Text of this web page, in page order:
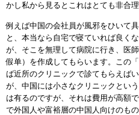
かし私から見るとこれはとても非合
例えば中国の会社員が風邪をひいて
と、本当なら自宅で寝ていれば良く
が、そこを無理して病院に行き、医
假单）を作成してもらいます。この
ば近所のクリニックで診てもらえば
が、中国には小さなクリニックとい
は有るのですが、それは費用が高額
で外国人や富裕層の中国人向けのも